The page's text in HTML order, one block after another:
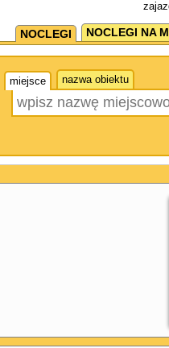
NOCLEGI NOCLEGI NA
miejsce nazwa obiektu